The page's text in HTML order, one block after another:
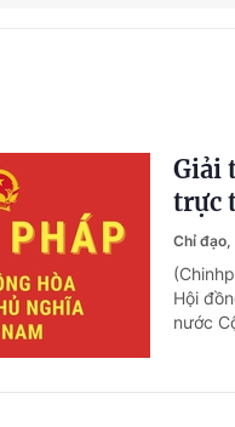
nhà nước trong kỷ
Giải
trực
Chỉ
Hội
nước